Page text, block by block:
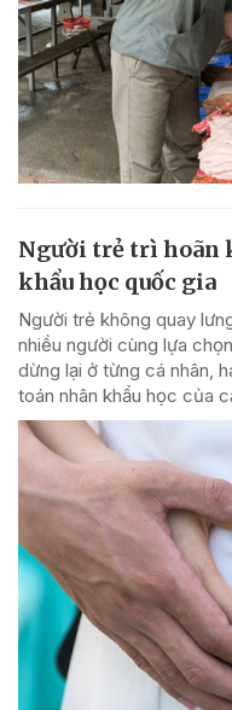
Người trẻ trì hoãn
khẩu học quốc gia
Người trẻ không quay
nhiều người cùng lựa
dừng lại ở từng cá nhân,
toán nhân khẩu học của